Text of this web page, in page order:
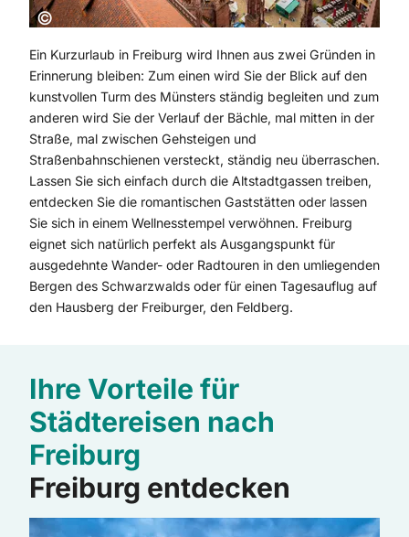
Copyright:
©
Ein Kurzurlaub in Freiburg wird Ihnen aus zwei Gründen in
Erinnerung bleiben: Zum einen wird Sie der Blick auf den
kunstvollen Turm des Münsters ständig begleiten und zum
anderen wird Sie der Verlauf der Bächle, mal mitten in der
Straße, mal zwischen Gehsteigen und
Straßenbahnschienen versteckt, ständig neu überraschen.
Lassen Sie sich einfach durch die Altstadtgassen treiben,
entdecken Sie die romantischen Gaststätten oder lassen
Sie sich in einem Wellnesstempel verwöhnen. Freiburg
eignet sich natürlich perfekt als Ausgangspunkt für
ausgedehnte Wander- oder Radtouren in den umliegenden
Bergen des Schwarzwalds oder für einen Tagesauflug auf
den Hausberg der Freiburger, den Feldberg.
Ihre Vorteile für
Städtereisen nach
Freiburg
Freiburg entdecken